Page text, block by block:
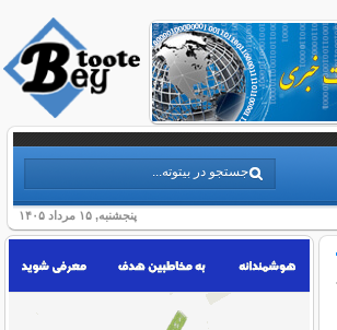
پنجشنبه, ۱۵ مرداد ۱۴۰۵